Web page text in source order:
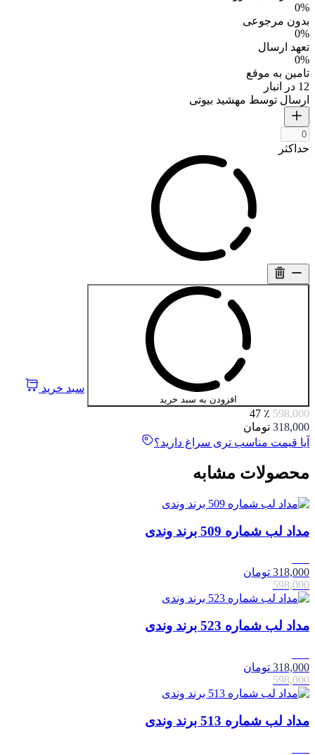
0%
بدون مرجوعی
0%
تعهد ارسال
0%
تامین به موقع
12 در انبار
ارسال توسط مهشید بیوتی
حداکثر
افزودن به سبد خرید
سبد خرید
598,000 ٪ 47
318,000 تومان
آیا قیمت مناسب تری سراغ دارید؟
محصولات مشابه
مداد لب شماره 509 برند وندی
318,000 تومان
598,000
مداد لب شماره 523 برند وندی
318,000 تومان
598,000
مداد لب شماره 513 برند وندی